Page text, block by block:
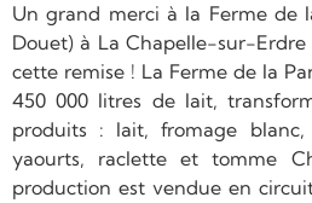
Un grand merci à la Ferme de
Douet) à La Chapelle-sur-
cette remise ! La Ferme de la
450 000 litres de lait,
produits : lait, fromage blanc,
yaourts, raclette et tomme
production est vendue en